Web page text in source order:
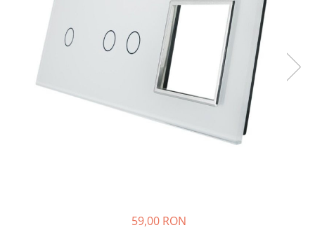
MERCEDES
NISSAN
59,00 RON